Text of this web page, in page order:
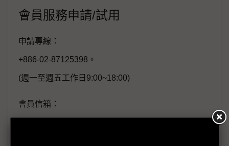
會員服務申請/試用
申請專線：
+886-02-87125398。
(週一至週五工作日9:00~18:00)
會員信箱：